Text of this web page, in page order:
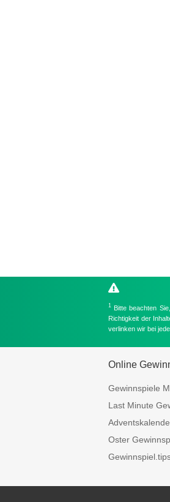
1 Bitte beachten
Richtigkeit der
verlinken wir bei
Online
Gewinnspiele
Last Minute
Oster